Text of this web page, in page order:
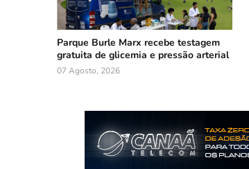
Parque Burle Marx recebe testagem
gratuita de glicemia e pressão arterial
07 Agosto, 2026